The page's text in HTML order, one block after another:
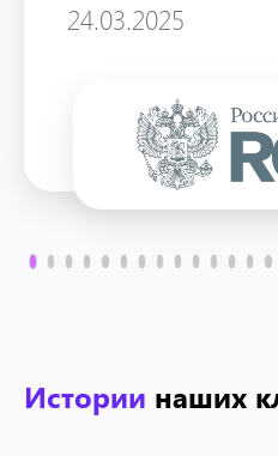
24.03.2025
Истории наших